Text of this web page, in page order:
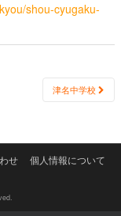
shou-cyugaku-
津名中学校
せ
個人情報について